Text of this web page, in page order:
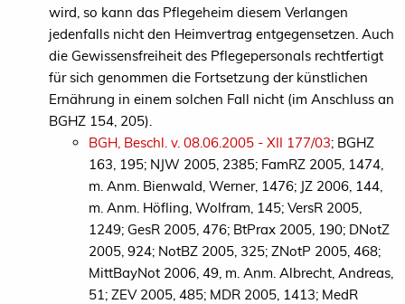
wird, so kann das Pflegeheim diesem Verlangen
jedenfalls nicht den Heimvertrag entgegensetzen. Auch
die Gewissensfreiheit des Pflegepersonals rechtfertigt
für sich genommen die Fortsetzung der künstlichen
Ernährung in einem solchen Fall nicht (im Anschluss an
BGHZ 154, 205).
BGH, Beschl. v. 08.06.2005 - XII 177/03; BGHZ
163, 195; NJW 2005, 2385; FamRZ 2005, 1474,
m. Anm. Bienwald, Werner, 1476; JZ 2006, 144,
m. Anm. Höfling, Wolfram, 145; VersR 2005,
1249; GesR 2005, 476; BtPrax 2005, 190; DNotZ
2005, 924; NotBZ 2005, 325; ZNotP 2005, 468;
MittBayNot 2006, 49, m. Anm. Albrecht, Andreas,
51; ZEV 2005, 485; MDR 2005, 1413; MedR